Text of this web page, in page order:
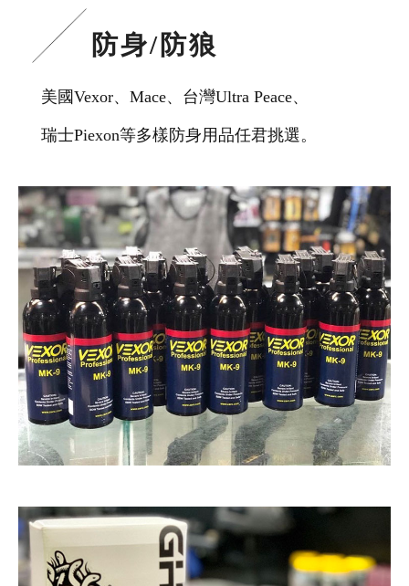
防身/防狼
美國Vexor、Mace、台灣Ultra Peace、
瑞士Piexon等多樣防身用品任君挑選。